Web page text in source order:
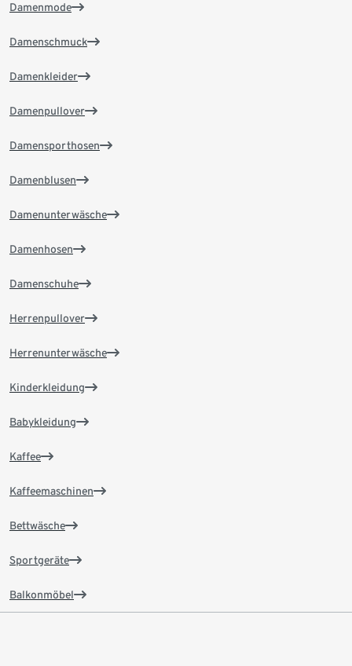
Damenmode
Damenschmuck
Damenkleider
Damenpullover
Damensporthosen
Damenblusen
Damenunterwäsche
Damenhosen
Damenschuhe
Herrenpullover
Herrenunterwäsche
Kinderkleidung
Babykleidung
Kaffee
Kaffeemaschinen
Bettwäsche
Sportgeräte
Balkonmöbel